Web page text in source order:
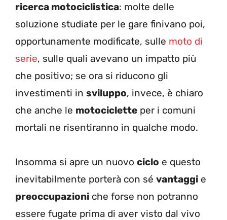
ricerca motociclistica: molte delle
soluzione studiate per le gare finivano poi,
opportunamente modificate, sulle moto di
serie, sulle quali avevano un impatto più
che positivo; se ora si riducono gli
investimenti in sviluppo, invece, è chiaro
che anche le motociclette per i comuni
mortali ne risentiranno in qualche modo.
Insomma si apre un nuovo ciclo e questo
inevitabilmente porterà con sé vantaggi e
preoccupazioni che forse non potranno
essere fugate prima di aver visto dal vivo